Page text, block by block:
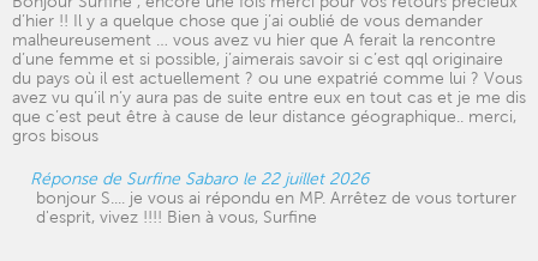
d’hier !! Il y a quelque chose que j’ai oublié de vous demander
malheureusement … vous avez vu hier que A ferait la rencontre
d’une femme et si possible, j’aimerais savoir si c’est qql originaire
du pays où il est actuellement ? ou une expatrié comme lui ? Vous
avez vu qu’il n’y aura pas de suite entre eux en tout cas et je me dis
que c’est peut être à cause de leur distance géographique.. merci,
gros bisous
Réponse de Surfine Sabaro le 22 juillet 2026
bonjour S.... je vous ai répondu en MP. Arrêtez de vous torturer
d'esprit, vivez !!!! Bien à vous, Surfine